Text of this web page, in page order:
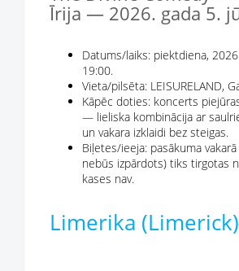
Īrija — 2026. gada 5.
Datums/laiks: piektdiena,
19:00.
Vieta/pilsēta: LEISURELAND,
Kāpēc doties: koncerts
— lieliska kombinācija ar
un vakara izklaidi bez steigas.
Biļetes/ieeja: pasākuma
nebūs izpārdots) tiks tirgotas
kases nav.
Limerika (Limerick)